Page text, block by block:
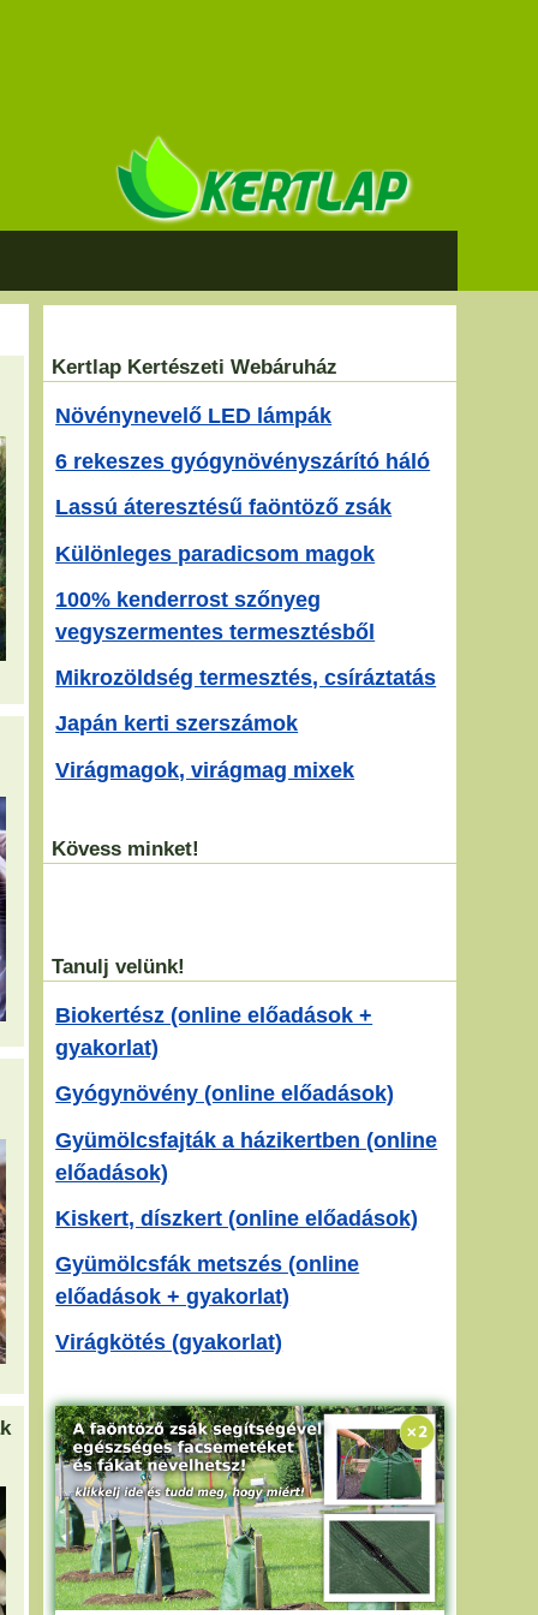
Kertlap Kertészeti Webáruház
Növénynevelő LED lámpák
6 rekeszes gyógynövényszárító háló
Lassú áteresztésű faöntöző zsák
Különleges paradicsom magok
100% kenderrost szőnyeg
vegyszermentes termesztésből
Mikrozöldség termesztés, csíráztatás
Japán kerti szerszámok
Virágmagok, virágmag mixek
Kövess minket!
Tanulj velünk!
Biokertész (online előadások +
gyakorlat)
Gyógynövény (online előadások)
Gyümölcsfajták a házikertben (online
előadások)
Kiskert, díszkert (online előadások)
Gyümölcsfák metszés (online
előadások + gyakorlat)
Virágkötés (gyakorlat)